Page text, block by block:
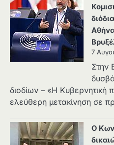
7
Στην
διοδίων – «Η Κυβερνητική
ελεύθερη μετακίνηση σε
Ο